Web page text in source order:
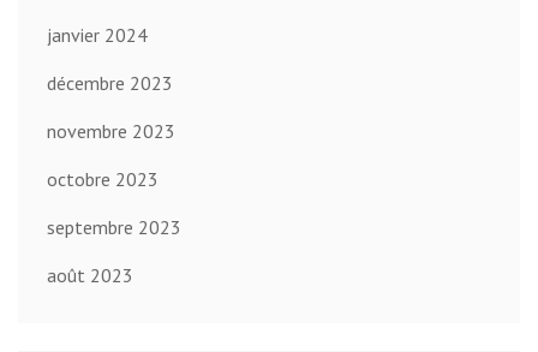
janvier 2024
décembre 2023
novembre 2023
octobre 2023
septembre 2023
août 2023